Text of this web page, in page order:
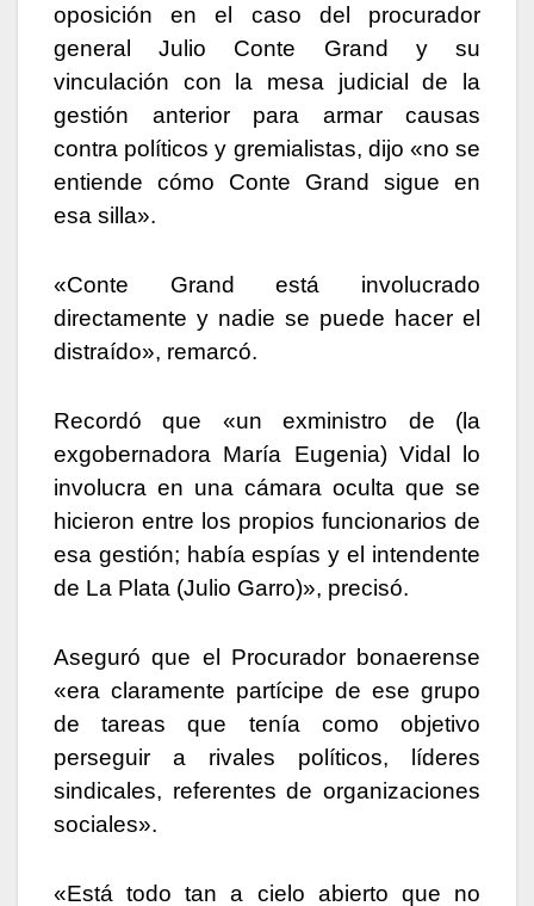
oposición en el caso del procurador
general Julio Conte Grand y su
vinculación con la mesa judicial de la
gestión anterior para armar causas
contra políticos y gremialistas, dijo «no se
entiende cómo Conte Grand sigue en
esa silla».
«Conte Grand está involucrado
directamente y nadie se puede hacer el
distraído», remarcó.
Recordó que «un exministro de (la
exgobernadora María Eugenia) Vidal lo
involucra en una cámara oculta que se
hicieron entre los propios funcionarios de
esa gestión; había espías y el intendente
de La Plata (Julio Garro)», precisó.
Aseguró que el Procurador bonaerense
«era claramente partícipe de ese grupo
de tareas que tenía como objetivo
perseguir a rivales políticos, líderes
sindicales, referentes de organizaciones
sociales».
«Está todo tan a cielo abierto que no